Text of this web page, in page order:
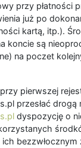
przy płatności
już po
kartą, itp.).
koncie są
na poczet
pierwszej
przesłać drogą
dyspozycję o
bezzwłocznym